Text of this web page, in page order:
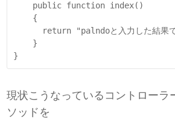
}
現状こうなっているコントローラ
ソッドを